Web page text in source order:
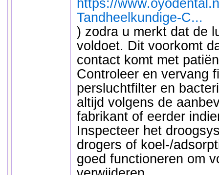
https://
Tandheelkundige-C...
) zodra u merkt dat de
voldoet. Dit voorkomt
contact komt met
Controleer en vervang
persluchtfilter en
altijd volgens de
fabrikant of eerder
Inspecteer het
drogers of koel-/
goed functioneren om